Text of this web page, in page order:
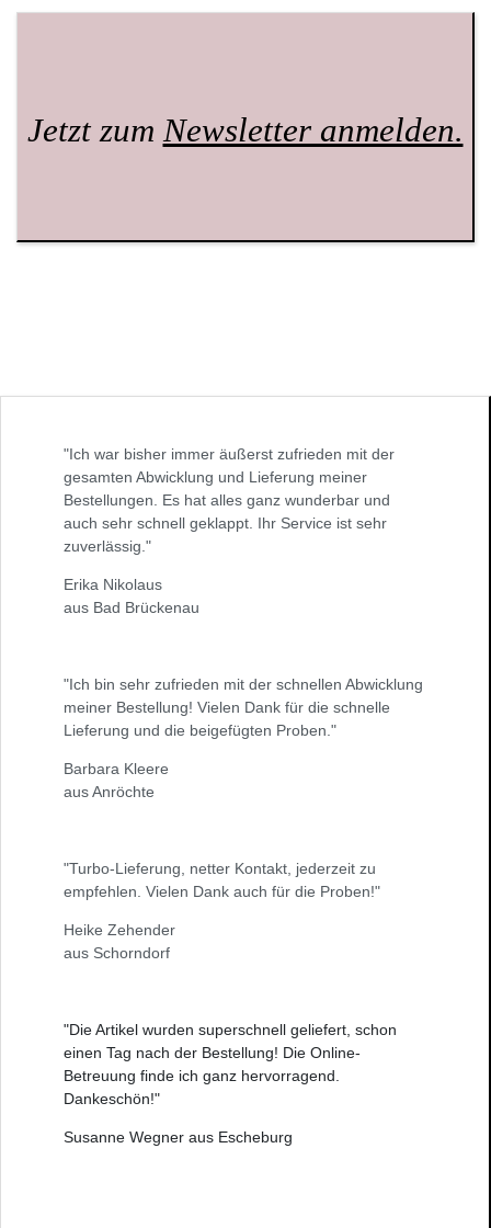
Jetzt zumNewsletter anmelden.
"Ich war bisher immer äußerst zufrieden mit der
gesamten Abwicklung und Lieferung meiner
Bestellungen. Es hat alles ganz wunderbar und
auch sehr schnell geklappt. Ihr Service ist sehr
zuverlässig."
Erika Nikolaus
aus Bad Brückenau
"Ich bin sehr zufrieden mit der schnellen Abwicklung
meiner Bestellung! Vielen Dank für die schnelle
Lieferung und die beigefügten Proben."
Barbara Kleere
aus Anröchte
"Turbo-Lieferung, netter Kontakt, jederzeit zu
empfehlen. Vielen Dank auch für die Proben!"
Heike Zehender
aus Schorndorf
"Die Artikel wurden superschnell geliefert, schon
einen Tag nach der Bestellung! Die Online-
Betreuung finde ich ganz hervorragend.
Dankeschön!"
Susanne Wegner aus Escheburg